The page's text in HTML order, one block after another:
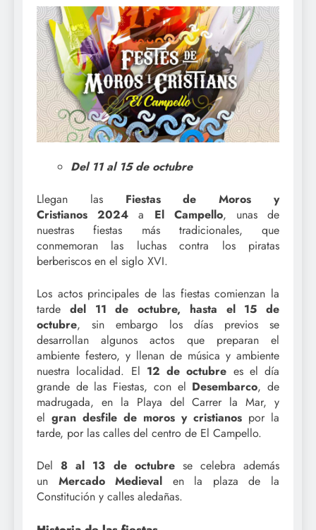
Del 11 al 15 de octubre
Llegan las Fiestas de Moros y
Cristianos
2024 a El Campello, unas de
nuestras fiestas más tradicionales, que
conmemoran las luchas contra los piratas
berberiscos en el siglo XVI.
Los actos principales de las fiestas comienzan la
tarde del 11 de octubre, hasta el 15 de
octubre, sin embargo los días previos se
desarrollan algunos actos que preparan el
ambiente festero, y llenan de música y ambiente
nuestra localidad. El 12 de octubre es el día
grande de las Fiestas, con el Desembarco, de
madrugada, en la Playa del Carrer la Mar, y
el gran desfile de moros y cristianos por la
tarde, por las calles del centro de El Campello.
Del 8 al 13 de octubrese celebra además
un Mercado Medieval en la plaza de la
Constitución y calles aledañas.